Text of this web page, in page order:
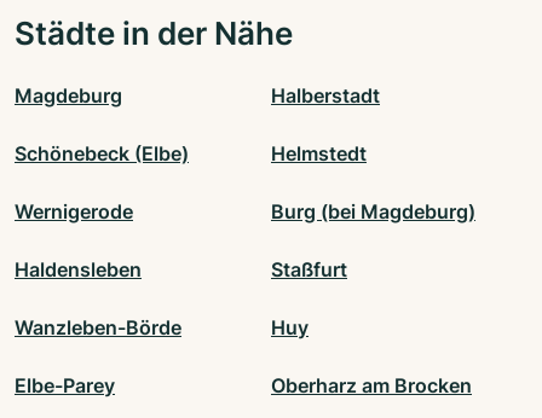
Städte in der Nähe
Magdeburg Halberstadt
Schönebeck (Elbe) Helmstedt
Wernigerode Burg (bei Magdeburg)
Haldensleben Staßfurt
Wanzleben-Börde Huy
Elbe-Parey Oberharz am Brocken